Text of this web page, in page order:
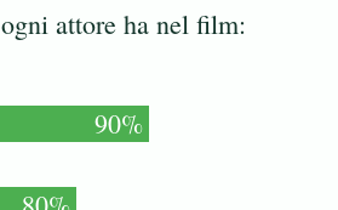
attore ha nel film:
90%